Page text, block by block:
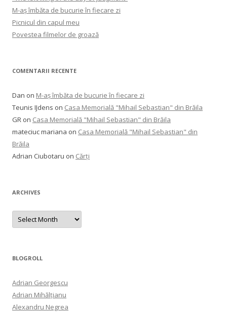
M-aș îmbăta de bucurie în fiecare zi
Picnicul din capul meu
Povestea filmelor de groază
COMENTARII RECENTE
Dan on M-aș îmbăta de bucurie în fiecare zi
Teunis IJdens on Casa Memorială "Mihail Sebastian" din Brăila
GR on Casa Memorială "Mihail Sebastian" din Brăila
mateciuc mariana on Casa Memorială "Mihail Sebastian" din
Brăila
Adrian Ciubotaru on Cărți
ARCHIVES
Archives
BLOGROLL
Adrian Georgescu
Adrian Mihălțianu
Alexandru Negrea